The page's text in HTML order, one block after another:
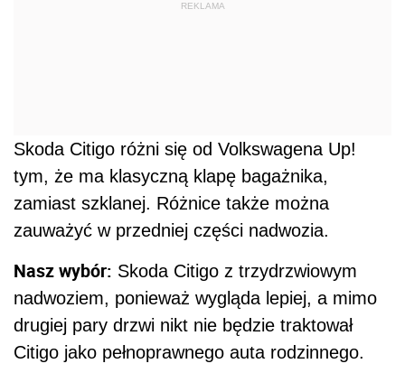
REKLAMA
Skoda Citigo różni się od Volkswagena Up!
tym, że ma klasyczną klapę bagażnika,
zamiast szklanej. Różnice także można
zauważyć w przedniej części nadwozia.
Nasz wybór: Skoda Citigo z trzydrzwiowym
nadwoziem, ponieważ wygląda lepiej, a mimo
drugiej pary drzwi nikt nie będzie traktował
Citigo jako pełnoprawnego auta rodzinnego.